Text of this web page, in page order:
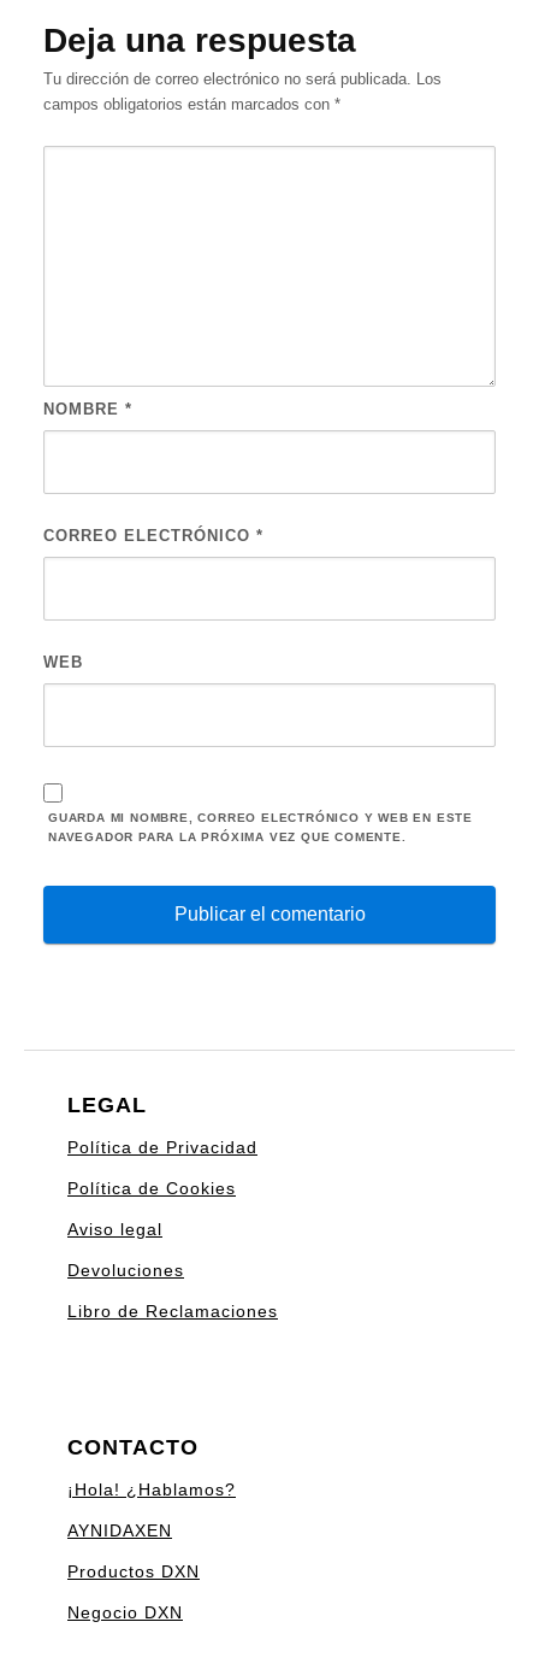
Deja una respuesta
Tu dirección de correo electrónico no será publicada.
Los
campos obligatorios están marcados con *
NOMBRE *
CORREO ELECTRÓNICO *
WEB
GUARDA MI NOMBRE, CORREO ELECTRÓNICO Y WEB EN ESTE
NAVEGADOR PARA LA PRÓXIMA VEZ QUE COMENTE.
LEGAL
Política de Privacidad
Política de Cookies
Aviso legal
Devoluciones
Libro de Reclamaciones
CONTACTO
¡Hola! ¿Hablamos?
AYNIDAXEN
Productos DXN
Negocio DXN